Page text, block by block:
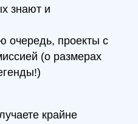
знают и
очередь, проекты с
(о размерах
крайне